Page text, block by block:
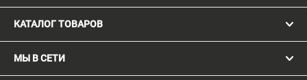
КАТАЛОГ ТОВАРОВ
МЫ В СЕТИ